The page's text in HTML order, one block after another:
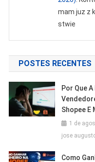
mam juz z
stwie
POSTES RECENTES
Por Que
Shopee E
1 de
jose
Como